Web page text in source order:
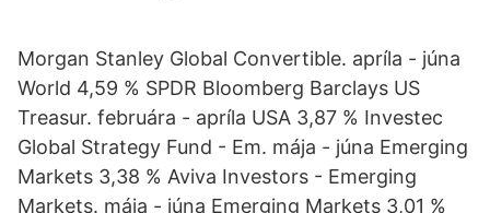
Morgan Stanley Global Convertible. apríla - júna
World 4,59 % SPDR Bloomberg Barclays US
Treasur. februára - apríla USA 3,87 % Investec
Global Strategy Fund - Em. mája - júna Emerging
Markets 3,38 % Aviva Investors - Emerging
Markets. mája - júna Emerging Markets 3,01 %